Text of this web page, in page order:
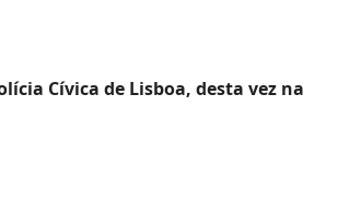
Cívica de Lisboa, desta vez na